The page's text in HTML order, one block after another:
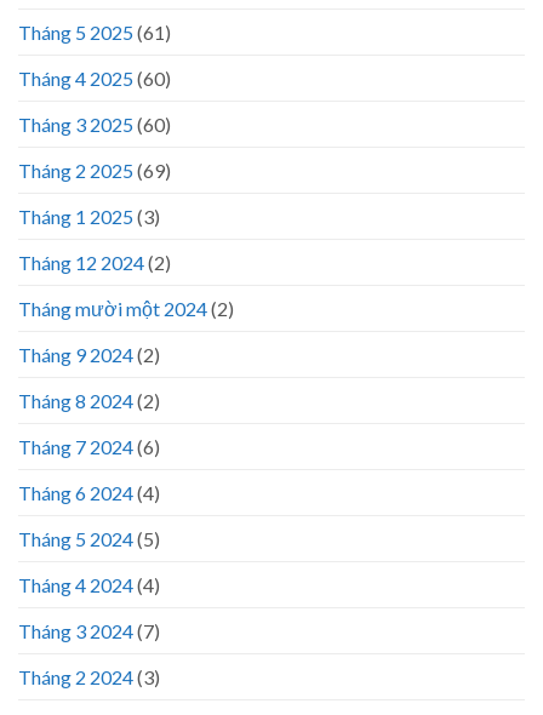
Tháng 5 2025(61)
Tháng 4 2025(60)
Tháng 3 2025(60)
Tháng 2 2025(69)
Tháng 1 2025(3)
Tháng 12 2024(2)
Tháng mười một 2024(2)
Tháng 9 2024(2)
Tháng 8 2024(2)
Tháng 7 2024(6)
Tháng 6 2024(4)
Tháng 5 2024(5)
Tháng 4 2024(4)
Tháng 3 2024(7)
Tháng 2 2024(3)